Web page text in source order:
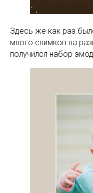
Здесь же как раз
много снимков на
получился набор